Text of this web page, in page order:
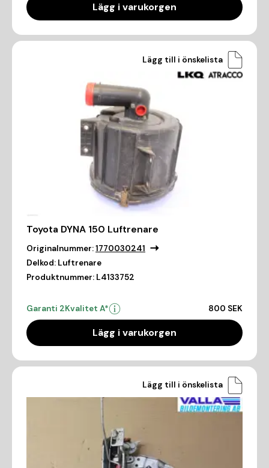
Lägg i varukorgen
Lägg till i önskelista
Toyota DYNA 150 Luftrenare
Originalnummer:1770030241
Delkod: Luftrenare
Produktnummer: L4133752
Garanti 2Kvalitet A* 800 SEK
Lägg i varukorgen
Lägg till i önskelista